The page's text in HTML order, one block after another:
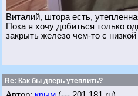
Виталий, штора есть,
Пока я хочу добиться только
закрыть железо чем-то с
Re: Как бы дверь утеплить?